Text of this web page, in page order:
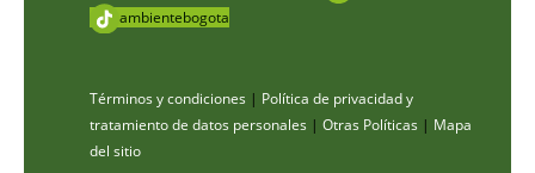
ambientebogota
Términos y condiciones | Política de privacidad y
tratamiento de datos personales | Otras Políticas | Mapa
del sitio